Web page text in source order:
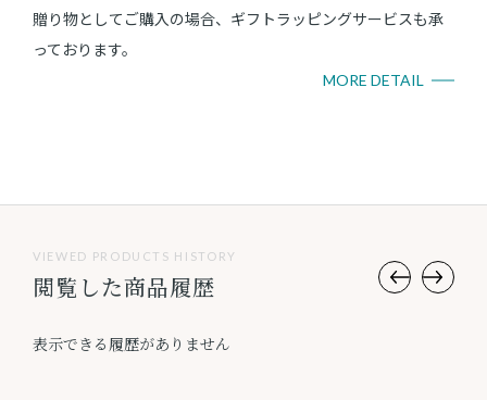
贈り物としてご購入の場合、ギフトラッピングサービスも承
っております。
MORE DETAIL
VIEWED PRODUCTS HISTORY
閲覧した商品履歴
表示できる履歴がありません